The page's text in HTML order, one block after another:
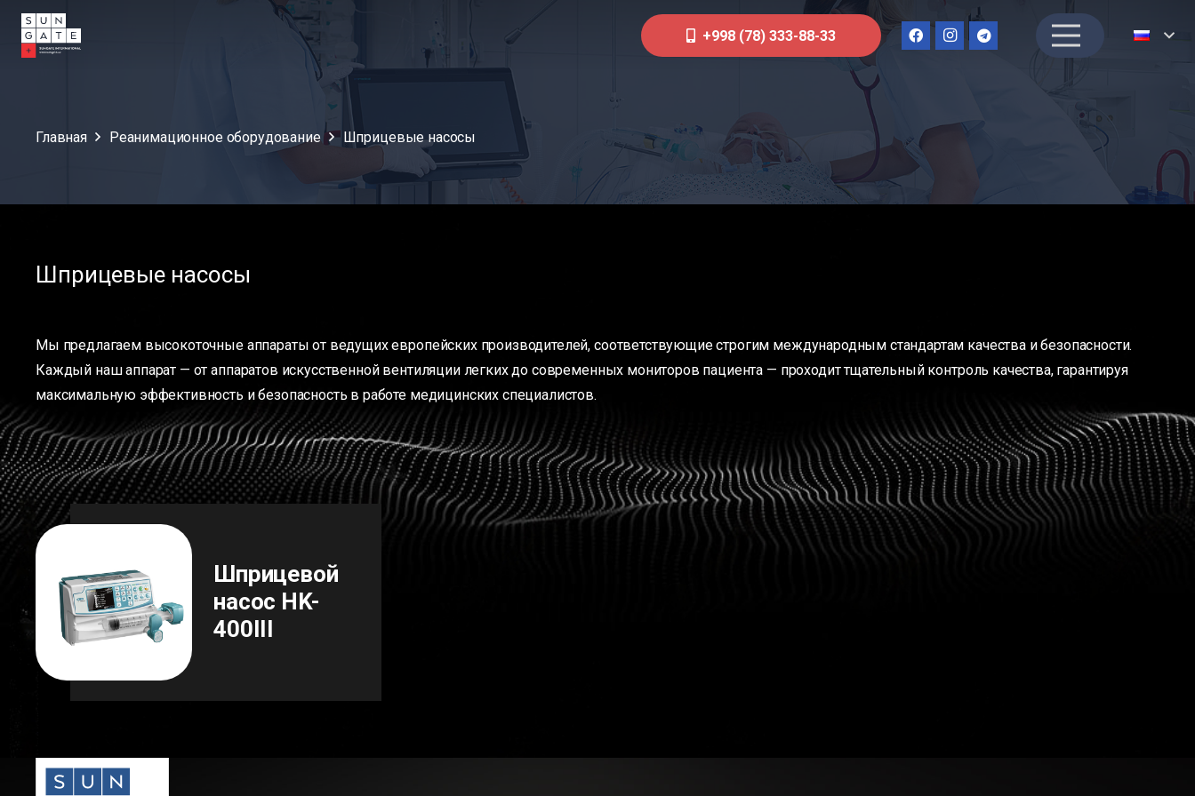
+998 (78) 333-88-33
КАТАЛОГ
Главная Реанимационное оборудование Шприцевые насосы
Шприцевые насосы
Мы предлагаем высокоточные аппараты от ведущих европейских производителей, соответствующие строгим международным стандартам качества и безопасности.
Каждый наш аппарат — от аппаратов искусственной вентиляции легких до современных мониторов пациента — проходит тщательный контроль качества, гарантируя
максимальную эффективность и безопасность в работе медицинских специалистов.
Шприцевой
насос HK-
400ІІІ